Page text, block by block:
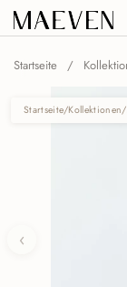
Zum Inhalt springen
Startseite /
Startseite/Kollektionen/
‹